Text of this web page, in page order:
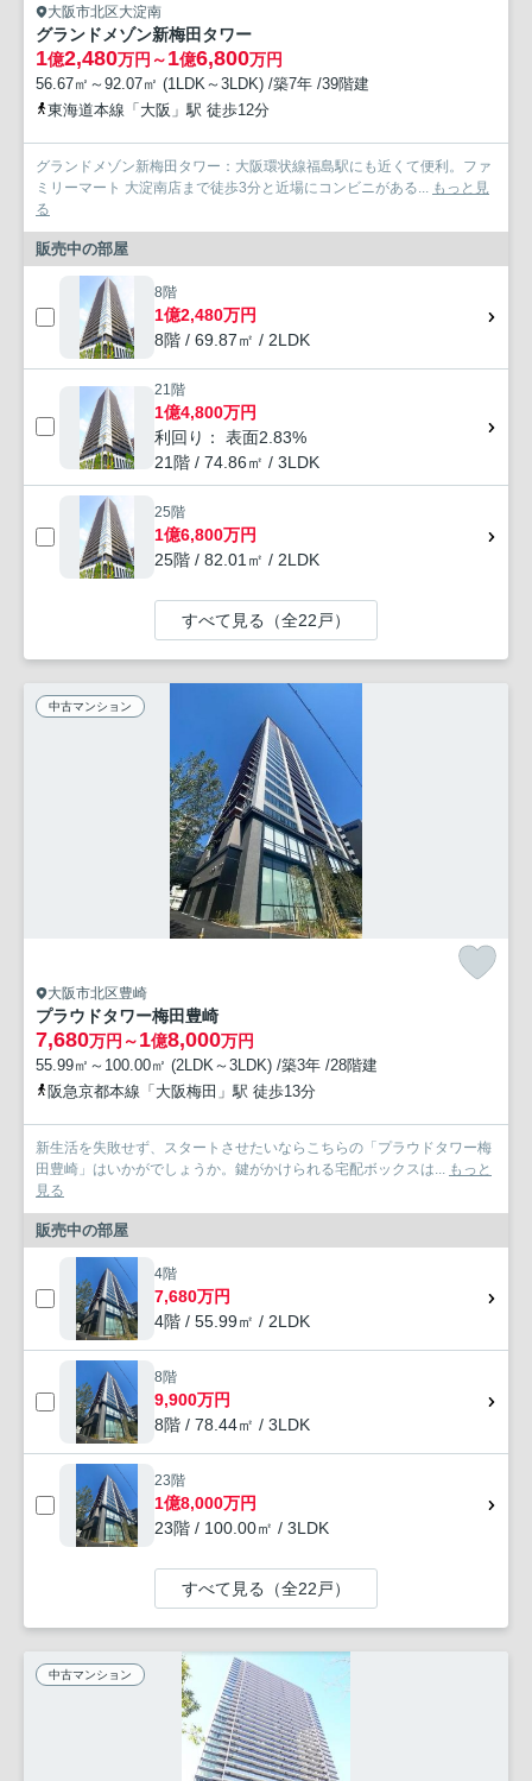
大阪市北区大淀南
グランドメゾン新梅田タワー
1億2,480万円～1億6,800万円
56.67㎡～92.07㎡ (1LDK～3LDK) /築7年 /39階建
東海道本線「大阪」駅 徒歩12分
グランドメゾン新梅田タワー：大阪環状線福島駅にも近くて便利。ファ
ミリーマート 大淀南店まで徒歩3分と近場にコンビニがある... もっと見
る
販売中の部屋
8階
1億2,480万円
8階 / 69.87㎡ / 2LDK
21階
1億4,800万円
利回り： 表面2.83%
21階 / 74.86㎡ / 3LDK
25階
1億6,800万円
25階 / 82.01㎡ / 2LDK
すべて見る（全22戸）
中古マンション
大阪市北区豊崎
プラウドタワー梅田豊崎
7,680万円～1億8,000万円
55.99㎡～100.00㎡ (2LDK～3LDK) /築3年 /28階建
阪急京都本線「大阪梅田」駅 徒歩13分
新生活を失敗せず、スタートさせたいならこちらの「プラウドタワー梅
田豊崎」はいかがでしょうか。鍵がかけられる宅配ボックスは... もっと
見る
販売中の部屋
4階
7,680万円
4階 / 55.99㎡ / 2LDK
8階
9,900万円
8階 / 78.44㎡ / 3LDK
23階
1億8,000万円
23階 / 100.00㎡ / 3LDK
すべて見る（全22戸）
中古マンション